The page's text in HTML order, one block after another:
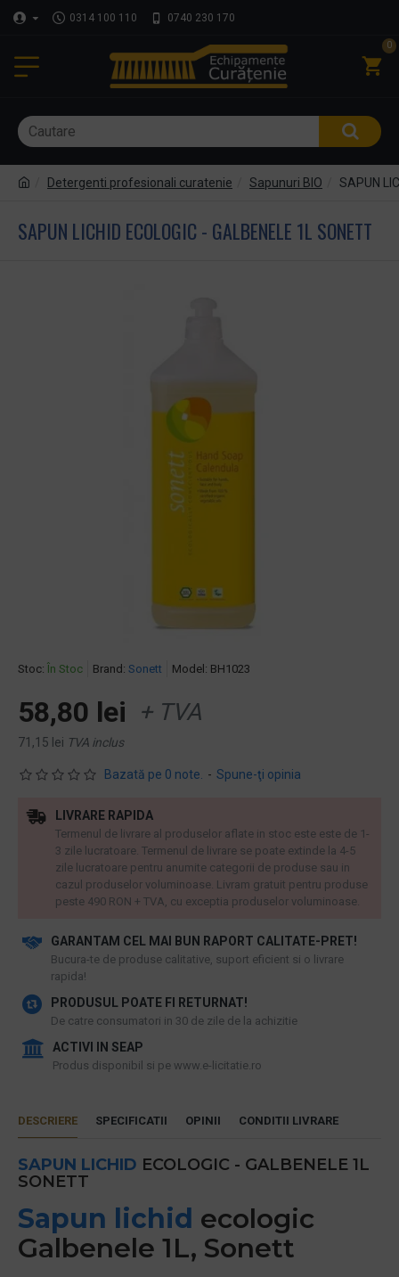
0314 100 110 0740 230 170
0
Detergenti profesionali curatenie Sapunuri BIO SAPUN
SAPUN LICHID ECOLOGIC - GALBENELE 1L SONETT
Stoc: În Stoc Brand: Sonett Model: BH1023
Bazată pe 0 note. - Spune-ţi opinia
58,80 lei + TVA
71,15 lei TVA inclus
GARANTAM CEL MAI BUN RAPORT CALITATE-PRET!
​Bucura-te de produse calitative, suport eficient si o livrare
rapida!
PRODUSUL POATE FI RETURNAT!
De catre consumatori in 30 de zile de la achizitie
ACTIVI IN SEAP
Produs disponibil si pe www.e-licitatie.ro
LIVRARE RAPIDA
Termenul de livrare al produselor aflate in stoc este este de 1-
3 zile lucratoare. Termenul de livrare se poate extinde la 4-5
zile lucratoare pentru anumite categorii de produse sau in
cazul produselor voluminoase. Livram gratuit pentru produse
peste 490 RON + TVA, cu exceptia produselor voluminoase.
DESCRIERE SPECIFICATII OPINII CONDITII LIVRARE
SAPUN LICHID ECOLOGIC - GALBENELE 1L
SONETT
Sapun lichid ecologic
Galbenele 1L, Sonett